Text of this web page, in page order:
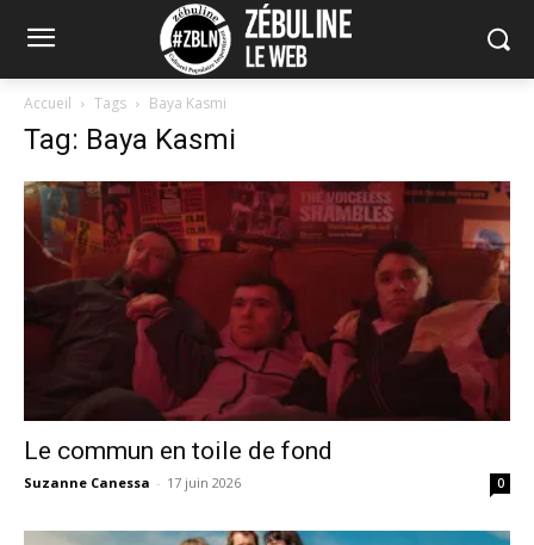
Accueil Tags Baya Kasmi
Tag: Baya Kasmi
Le commun en toile de fond
Suzanne Canessa - 17 juin 2026 0